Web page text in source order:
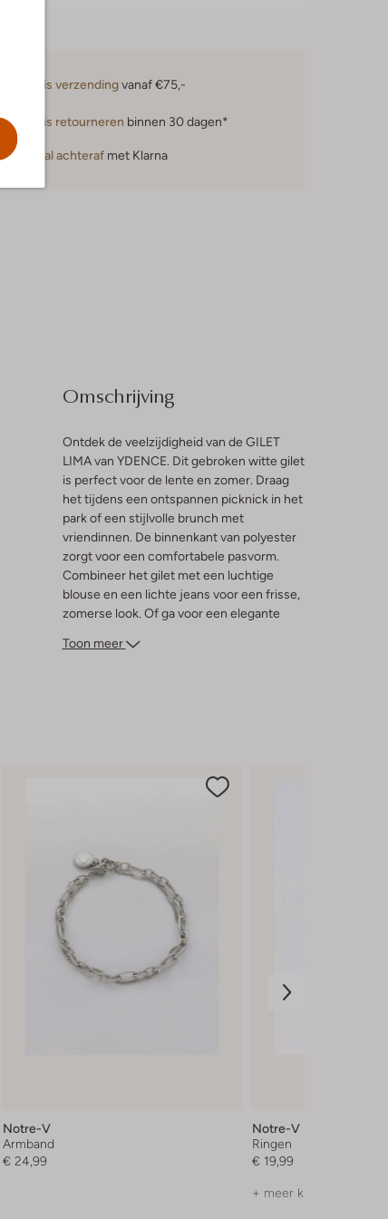
Gratis verzendingvanaf €75,-
Gratis retourneren binnen 30 dagen*
Betaal achteraf met Klarna
Omschrijving
Ontdek de veelzijdigheid van de GILET
LIMA van YDENCE. Dit gebroken witte gilet
is perfect voor de lente en zomer. Draag
het tijdens een ontspannen picknick in het
park of een stijlvolle brunch met
vriendinnen. De binnenkant van polyester
zorgt voor een comfortabele pasvorm.
Combineer het gilet met een luchtige
blouse en een lichte jeans voor een frisse,
zomerse look. Of ga voor een elegante
voegt een vleugje verfijning toe aan elke
Toon meer
Notre-V
Armband
€ 24,99
Notre-V
Ringen
€ 19,99
+ meer kleuren